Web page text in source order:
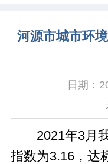
河源市城市环
日期：
2021年3月我
指数为3.16，达